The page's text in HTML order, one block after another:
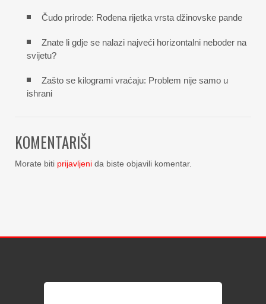
Čudo prirode: Rođena rijetka vrsta džinovske pande
Znate li gdje se nalazi najveći horizontalni neboder na
svijetu?
Zašto se kilogrami vraćaju: Problem nije samo u
ishrani
KOMENTARIŠI
Morate biti prijavljeni da biste objavili komentar.